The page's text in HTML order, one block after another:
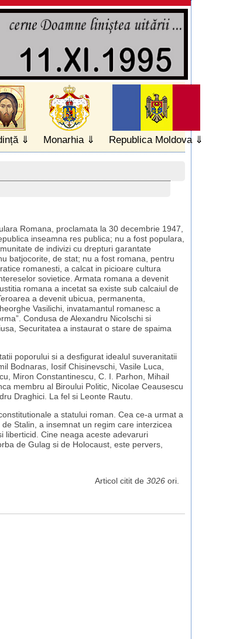
Monarhia Republica Moldova
Romana, proclamata la 30 decembrie 1947,
inseamna res publica; nu a fost populara,
de indivizi cu drepturi garantate
batjocorite, de stat; nu a fost romana, pentru
romanesti, a calcat in picioare cultura
sovietice. Armata romana a devenit
romana a incetat sa existe sub calcaiul de
a devenit ubicua, permanenta,
Vasilichi, invatamantul romanesc a
Condusa de Alexandru Nicolschi si
Securitatea a instaurat o stare de spaima
poporului si a desfigurat idealul suveranitatii
Bodnaras, Iosif Chisinevschi, Vasile Luca,
Miron Constantinescu, C. I. Parhon, Mihail
membru al Biroului Politic, Nicolae Ceausescu
Draghici. La fel si Leonte Rautu.
a statului roman. Cea ce-a urmat a
Stalin, a insemnat un regim care interzicea
liberticid. Cine neaga aceste adevaruri
de Gulag si de Holocaust, este pervers,
Articol citit de 3026 ori.